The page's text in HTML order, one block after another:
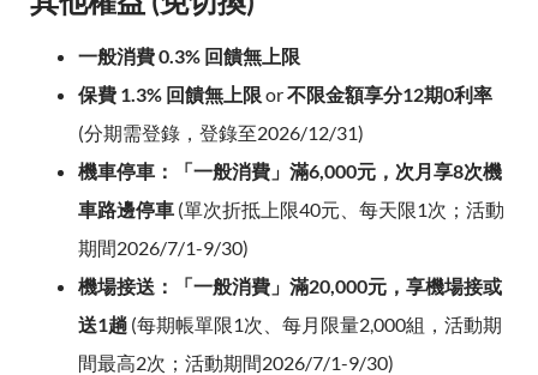
一般消費 0.3% 回饋無上限
保費 1.3% 回饋無上限 or不限金額享分12期0利率
(分期需登錄，登錄至2026/12/31)
機車停車：「一般消費」滿6,000元，次月享8次機
車路邊停車 (單次折抵上限40元、每天限1次；活動
期間2026/7/1-9/30)
機場接送：「一般消費」滿20,000元，享機場接或
送1趟 (每期帳單限1次、每月限量2,000組，活動期
間最高2次；活動期間2026/7/1-9/30)